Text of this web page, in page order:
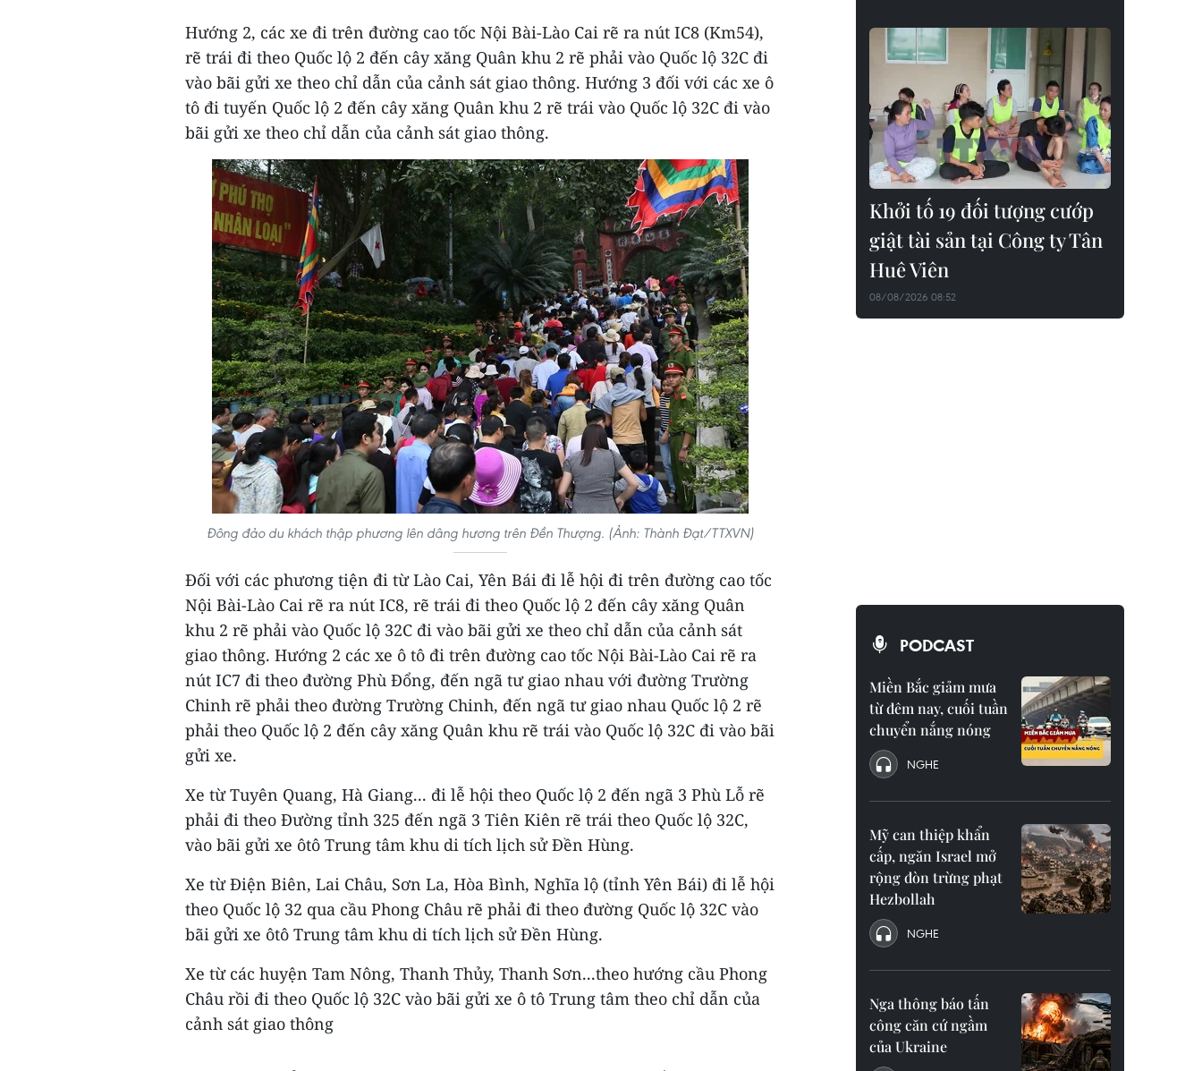
Hướng 2, các xe đi trên đường cao tốc Nội Bài-Lào Cai rẽ ra nút IC8 (Km54),
rẽ trái đi theo Quốc lộ 2 đến cây xăng Quân khu 2 rẽ phải vào Quốc lộ 32C đi
vào bãi gửi xe theo chỉ dẫn của cảnh sát giao thông. Hướng 3 đối với các xe ô
tô đi tuyến Quốc lộ 2 đến cây xăng Quân khu 2 rẽ trái vào Quốc lộ 32C đi vào
bãi gửi xe theo chỉ dẫn của cảnh sát giao thông.
Đông đảo du khách thập phương lên dâng hương trên Đền Thượng. (Ảnh: Thành Đạt/TTXVN)
Đối với các phương tiện đi từ Lào Cai, Yên Bái đi lễ hội đi trên đường cao tốc
Nội Bài-Lào Cai rẽ ra nút IC8, rẽ trái đi theo Quốc lộ 2 đến cây xăng Quân
khu 2 rẽ phải vào Quốc lộ 32C đi vào bãi gửi xe theo chỉ dẫn của cảnh sát
giao thông. Hướng 2 các xe ô tô đi trên đường cao tốc Nội Bài-Lào Cai rẽ ra
nút IC7 đi theo đường Phù Đổng, đến ngã tư giao nhau với đường Trường
Chinh rẽ phải theo đường Trường Chinh, đến ngã tư giao nhau Quốc lộ 2 rẽ
phải theo Quốc lộ 2 đến cây xăng Quân khu rẽ trái vào Quốc lộ 32C đi vào bãi
gửi xe.
Xe từ Tuyên Quang, Hà Giang... đi lễ hội theo Quốc lộ 2 đến ngã 3 Phù Lỗ rẽ
phải đi theo Đường tỉnh 325 đến ngã 3 Tiên Kiên rẽ trái theo Quốc lộ 32C,
vào bãi gửi xe ôtô Trung tâm khu di tích lịch sử Đền Hùng.
Xe từ Điện Biên, Lai Châu, Sơn La, Hòa Bình, Nghĩa lộ (tỉnh Yên Bái) đi lễ hội
theo Quốc lộ 32 qua cầu Phong Châu rẽ phải đi theo đường Quốc lộ 32C vào
bãi gửi xe ôtô Trung tâm khu di tích lịch sử Đền Hùng.
Xe từ các huyện Tam Nông, Thanh Thủy, Thanh Sơn...theo hướng cầu Phong
Châu rồi đi theo Quốc lộ 32C vào bãi gửi xe ô tô Trung tâm theo chỉ dẫn của
cảnh sát giao thông
Khởi tố 19 đối tượng cướp
giật tài sản tại Công ty Tân
Huê Viên
08/08/2026 08:52
PODCAST
Miền Bắc giảm mưa
từ đêm nay, cuối tuần
chuyển nắng nóng
NGHE
Mỹ can thiệp khẩn
cấp, ngăn Israel mở
rộng đòn trừng phạt
Hezbollah
NGHE
Nga thông báo tấn
công căn cứ ngầm
của Ukraine